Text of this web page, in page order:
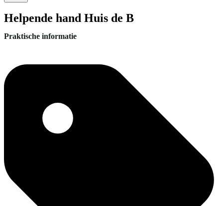
Helpende hand Huis de B
Praktische informatie